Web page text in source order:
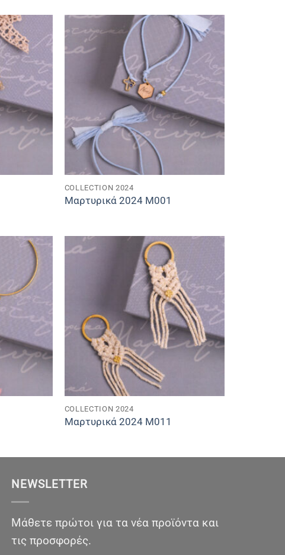
COLLECTION 2024
Μαρτυρικά 2024 M001
COLLECTION 2024
Μαρτυρικά 2024 M011
NEWSLETTER
Μάθετε πρώτοι για τα νέα προϊόντα και
τις προσφορές.